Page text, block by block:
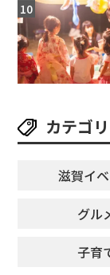
カテゴ
滋賀イ
グル
子育